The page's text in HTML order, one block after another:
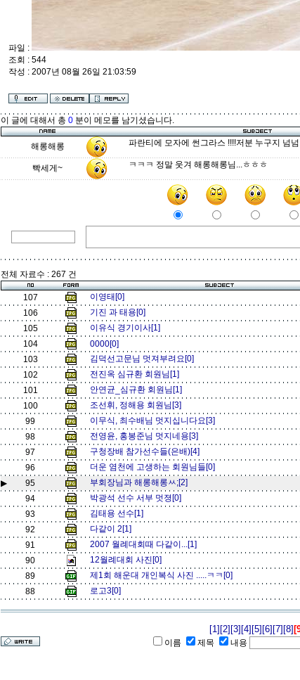
파일 :
조회 : 544
작성 : 2007년 08월 26일 21:03:59
이 글에 대해서 총 0 분이 메모를 남기셨습니다.
해롱해롱 파란티에 모자에 썬그라스 !!!!저분 누구지 넘
빡세게~ ㅋㅋㅋ 정말 웃겨 해롱해롱님...ㅎㅎㅎ
전체 자료수 : 267 건
107 이영태[0]
106
기진 과 태용[0]
105
이유식 경기이사[1]
104
0000[0]
103
김덕선고문님 멋져부려요[0]
102
전진옥 심규환 회원님[1]
101
안연균_심규환 회원님[1]
100
조선휘, 정해용 회원님[3]
99
이무식, 최수배님 멋지십니다요[3]
98
전영윤, 홍봉준님 멋지네용[3]
97
구청장배 참가선수들(은배)[4]
96
더운 염천에 고생하는 회원님들[0]
▶
95 부회장님과 해롱해롱ㅆ;[2]
94
박광석 선수 서부 멋졍[0]
93
김태용 선수[1]
92
다같이 2[1]
91
2007 월례대회때 다같이...[1]
90
12월례대회 사진[0]
89
제1회 해운대 개인복식 사진 .....ㅋㅋ[0]
88
로고3[0]
[1] [2] [3] [4] [5] [6] [7] [8]
이름
제목 내용